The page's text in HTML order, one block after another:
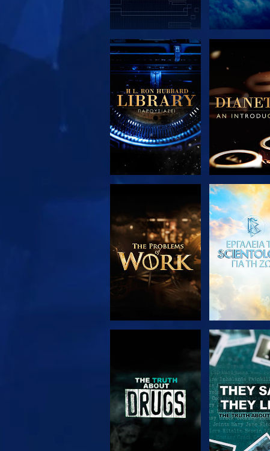
ΕΞΕΡΕΥΝΗΣΤΕ ΤΗ
ΣΕΙΡΑ
ΣΕΙΡΑ
ΕΞΕΡΕΥΝΗΣΤΕ ΤΗ
ΣΕΙΡΑ